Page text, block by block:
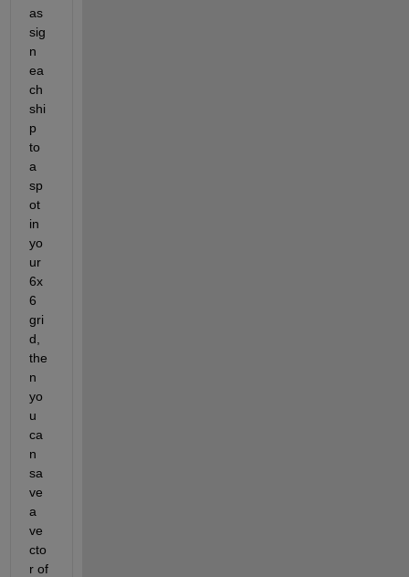
as
sig
n
ea
ch
shi
p
to
a
sp
ot
in
yo
ur
6x
6
gri
d,
the
n
yo
u
ca
n
sa
ve
a
ve
cto
r of